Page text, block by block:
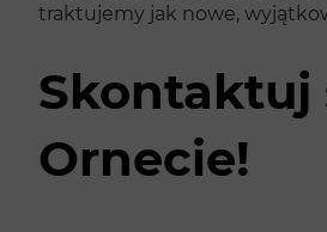
traktujemy jak nowe,
Skontaktuj
Ornecie!